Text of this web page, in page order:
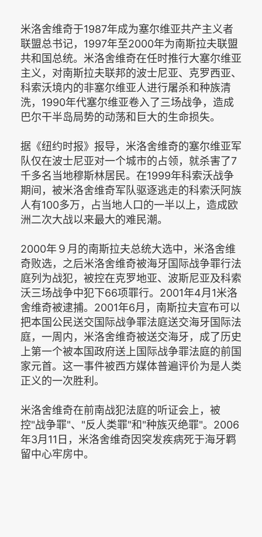
米洛舍维奇于1987年成为塞尔维亚共产主义者
联盟总书记，1997年至2000年为南斯拉夫联盟
共和国总统。米洛舍维奇在任时推行大塞尔维亚
主义，对南斯拉夫联邦的波士尼亚、克罗西亚、
科索沃境内的非塞尔维亚人进行屠杀和种族清
洗，1990年代塞尔维亚卷入了三场战争，造成
巴尔干半岛局势的动荡和巨大的生命损失。
据《纽约时报》报导，米洛舍维奇的塞尔维亚军
队仅在波士尼亚对一个城市的占领，就杀害了7
千多名当地穆斯林居民。在1999年科索沃战争
期间，被米洛舍维奇军队驱逐逃走的科索沃阿族
人有100多万，占当地人口的一半以上，造成欧
洲二次大战以来最大的难民潮。
2000年９月的南斯拉夫总统大选中，米洛舍维
奇败选，之后米洛舍维奇被海牙国际战争罪行法
庭列为战犯，被控在克罗地亚、波斯尼亚及科索
沃三场战争中犯下66项罪行。2001年4月1米洛
舍维奇被逮捕。2001年6月，南斯拉夫宣布可以
把本国公民送交国际战争罪法庭送交海牙国际法
庭，一周内，米洛舍维奇被送交海牙，成了历史
上第一个被本国政府送上国际战争罪法庭的前国
家元首。这一事件被西方媒体普遍评价为是人类
正义的一次胜利。
米洛舍维奇在前南战犯法庭的听证会上，被
控"战争罪"、"反人类罪"和"种族灭绝罪"。2006
年3月11日，米洛舍维奇因突发疾病死于海牙羁
留中心牢房中。